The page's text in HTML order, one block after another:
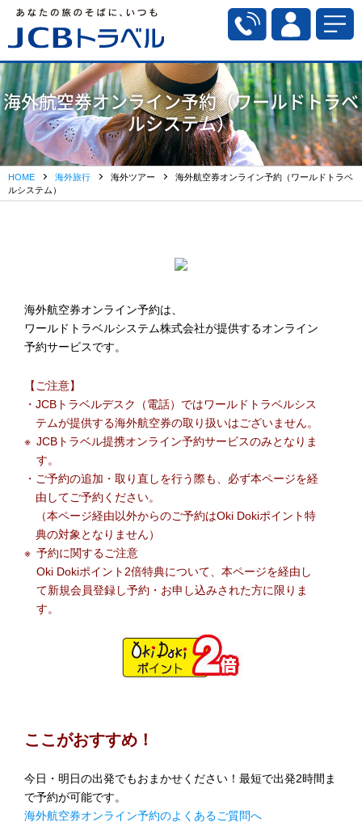
海外航空券オンライン予約（ワールドトラベ
ルシステム）
HOME 海外旅行 海外ツアー
海外航空券オンライン予約（ワールドトラベ
ルシステム）
海外航空券オンライン予約は、
ワールドトラベルシステム株式会社が提供するオンライン
予約サービスです。
【ご注意】
JCBトラベルデスク（電話）ではワールドトラベルシス
テムが提供する海外航空券の取り扱いはございません。
JCBトラベル提携オンライン予約サービスのみとなりま
す。
ご予約の追加・取り直しを行う際も、必ず本ページを経
由してご予約ください。
（本ページ経由以外からのご予約はOki Dokiポイント特
典の対象となりません）
予約に関するご注意
Oki Dokiポイント2倍特典について、本ページを経由し
て新規会員登録し予約・お申し込みされた方に限りま
す。
ここがおすすめ！
今日・明日の出発でもおまかせください！最短で出発2時間ま
で予約が可能です。
海外航空券オンライン予約のよくあるご質問へ